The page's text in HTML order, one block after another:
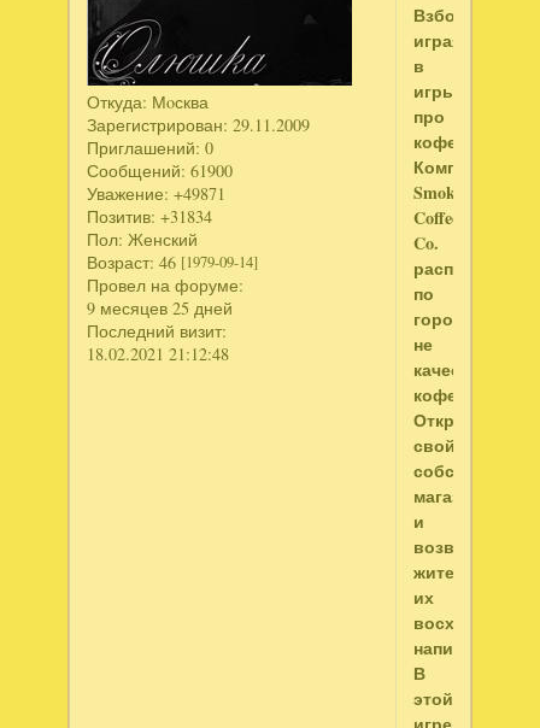
Откуда: Мoсква
Зарегистрирован: 29.11.2009
Приглашений: 0
Сообщений: 61900
Уважение: +49871
Позитив: +31834
Пол: Женский
Возраст: 46 [1979-09-14]
Провел на форуме:
9 месяцев 25 дней
Последний визит:
18.02.2021 21:12:48
Взбодрись,
играя
в
игры
про
кофе!
Компания
Smokestack
Coffee
Co.
по
городу
не
качественный
кофе!
Открой
свой
собственный
магазин
и
возврати
жителям
их
напиток!
В
этой